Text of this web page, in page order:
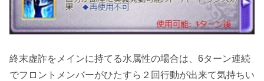
終末虚詐をメインに持てる水属性の場合は、6ターン連続
でフロントメンバーがひたすら２回行動が出来て気持ちい